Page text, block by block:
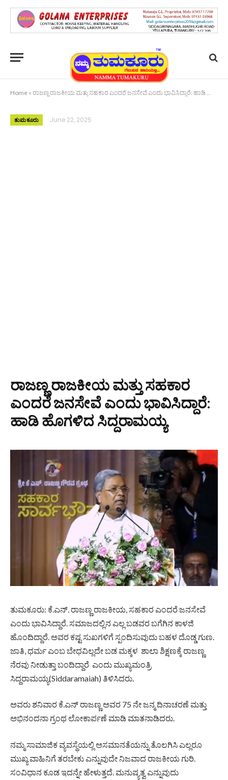
Home » ರಾಜಣ್ಣ ರಾಜಕೀಯ ಮತ್ತು ಸಹಕಾರ ಎಂದರೆ ಜನಸೇವೆ ಎಂದು ಭಾವಿಸಿದ್ದಾರೆ: ಹಾಡಿ ಹೊಗಳಿದ ಸಿದ್ದರಾಮಯ್ಯ
ತುಮಕೂರು June 22, 2025
ರಾಜಣ್ಣ ರಾಜಕೀಯ ಮತ್ತು ಸಹಕಾರ
ಎಂದರೆ ಜನಸೇವೆ ಎಂದು ಭಾವಿಸಿದ್ದಾರೆ:
ಹಾಡಿ ಹೊಗಳಿದ ಸಿದ್ದರಾಮಯ್ಯ
ತುಮಕೂರು: ಕೆ.ಎನ್. ರಾಜಣ್ಣ ರಾಜಕೀಯ, ಸಹಕಾರ ಎಂದರೆ ಜನಸೇವೆ
ಎಂದು ಭಾವಿಸಿದ್ದಾರೆ. ಸಮಾಜದಲ್ಲಿನ ಎಲ್ಲ ಬಡವರ ಬಗೆಗಿನ ಕಾಳಜಿ
ಹೊಂದಿದ್ದಾರೆ. ಅವರ ಕಷ್ಟ ಸುಖಗಳಿಗೆ ಸ್ಪಂದಿಸುವುದು ಬಹಳ ದೊಡ್ಡ ಗುಣ.
ಜಾತಿ, ಧರ್ಮ ಎಂಬ ಬೇಧವಿಲ್ಲದೇ ಬಡ ಮಕ್ಕಳ ಶಾಲಾ ಶಿಕ್ಷಣಕ್ಕೆ ರಾಜಣ್ಣ
ನೆರವು ನೀಡುತ್ತಾ ಬಂದಿದ್ದಾರೆ ಎಂದು ಮುಖ್ಯಮಂತ್ರಿ
ಸಿದ್ದರಾಮಯ್ಯ(Siddaramaiah) ತಿಳಿಸಿದರು.
ಅವರು ಶನಿವಾರ ಕೆ.ಎನ್ ರಾಜಣ್ಣ ಅವರ 75 ನೇ ಜನ್ಮ ದಿನಾಚರಣೆ ಮತ್ತು
ಅಭಿನಂದನಾ ಗ್ರಂಥ ಲೋಕಾರ್ಪಣೆ ಮಾಡಿ ಮಾತನಾಡಿದರು.
ನಮ್ಮ ಸಾಮಾಜಿಕ ವ್ಯವಸ್ಥೆಯಲ್ಲಿ ಅಸಮಾನತೆಯನ್ನು ತೊಲಗಿಸಿ ಎಲ್ಲರೂ
ಮುಖ್ಯ ವಾಹಿನಿಗೆ ತರಬೇಕು ಎನ್ನುವುದೇ ನಿಜವಾದ ರಾಜಕೀಯ ಗುರಿ.
ಸಂವಿಧಾನ ಕೂಡ ಇದನ್ನೇ ಹೇಳುತ್ತದೆ. ಮನುಷ್ಯತ್ವ ಎನ್ನುವುದು